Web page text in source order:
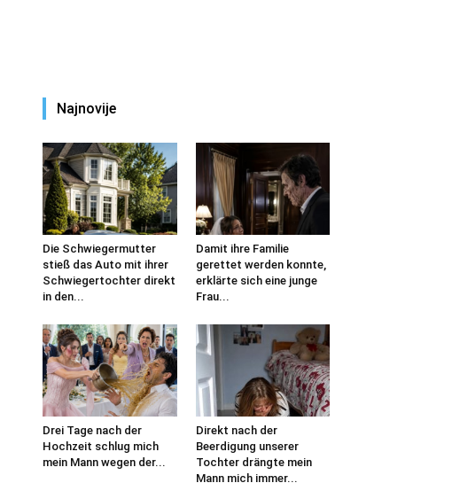
Najnovije
Die Schwiegermutter
stieß das Auto mit ihrer
Schwiegertochter direkt
in den...
Damit ihre Familie
gerettet werden konnte,
erklärte sich eine junge
Frau...
Drei Tage nach der
Hochzeit schlug mich
mein Mann wegen der...
Direkt nach der
Beerdigung unserer
Tochter drängte mein
Mann mich immer...